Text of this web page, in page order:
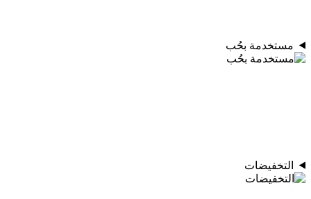
مستخدمة بحُب
التخفيضات